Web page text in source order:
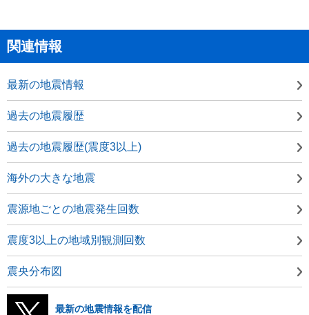
関連情報
最新の地震情報
過去の地震履歴
過去の地震履歴(震度3以上)
海外の大きな地震
震源地ごとの地震発生回数
震度3以上の地域別観測回数
震央分布図
最新の地震情報を配信